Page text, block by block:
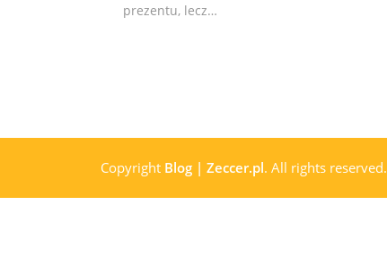
prezentu, lecz…
Copyright Blog | Zeccer.pl. All rights reserved.